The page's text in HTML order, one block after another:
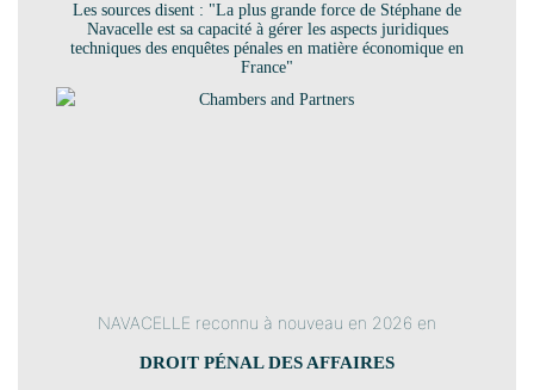
Les sources disent : "La plus grande force de Stéphane de
Navacelle est sa capacité à gérer les aspects juridiques
techniques des enquêtes pénales en matière économique en
France"
NAVACELLE reconnu à nouveau en 2026 en
DROIT PÉNAL DES AFFAIRES